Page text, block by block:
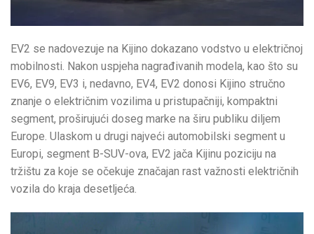
EV2 se nadovezuje na Kijino dokazano vodstvo u električnoj
mobilnosti. Nakon uspjeha nagrađivanih modela, kao što su
EV6, EV9, EV3 i, nedavno, EV4, EV2 donosi Kijino stručno
znanje o električnim vozilima u pristupačniji, kompaktni
segment, proširujući doseg marke na širu publiku diljem
Europe. Ulaskom u drugi najveći automobilski segment u
Europi, segment B-SUV-ova, EV2 jača Kijinu poziciju na
tržištu za koje se očekuje značajan rast važnosti električnih
vozila do kraja desetljeća.